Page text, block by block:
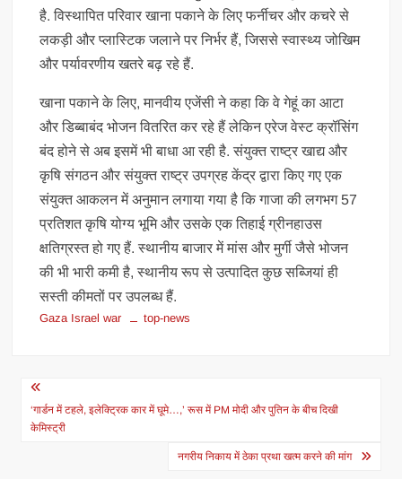
है. विस्थापित परिवार खाना पकाने के लिए फर्नीचर और कचरे से
लकड़ी और प्लास्टिक जलाने पर निर्भर हैं, जिससे स्वास्थ्य जोखिम
और पर्यावरणीय खतरे बढ़ रहे हैं.
खाना पकाने के लिए, मानवीय एजेंसी ने कहा कि वे गेहूं का आटा
और डिब्बाबंद भोजन वितरित कर रहे हैं लेकिन एरेज वेस्ट क्रॉसिंग
बंद होने से अब इसमें भी बाधा आ रही है. संयुक्त राष्ट्र खाद्य और
कृषि संगठन और संयुक्त राष्ट्र उपग्रह केंद्र द्वारा किए गए एक
संयुक्त आकलन में अनुमान लगाया गया है कि गाजा की लगभग 57
प्रतिशत कृषि योग्य भूमि और उसके एक तिहाई ग्रीनहाउस
क्षतिग्रस्त हो गए हैं. स्थानीय बाजार में मांस और मुर्गी जैसे भोजन
की भी भारी कमी है, स्थानीय रूप से उत्पादित कुछ सब्जियां ही
सस्ती कीमतों पर उपलब्ध हैं.
Gaza Israel war top-news
Post
navigation
‘गार्डन में टहले, इलेक्ट्रिक कार में घूमे…,’ रूस में PM मोदी और पुतिन के बीच दिखी
केमिस्ट्री
नगरीय निकाय में ठेका प्रथा खत्म करने की मांग